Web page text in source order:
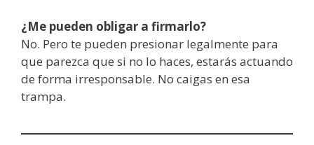
¿Me pueden obligar a firmarlo?
No. Pero te pueden presionar legalmente para
que parezca que si no lo haces, estarás actuando
de forma irresponsable. No caigas en esa
trampa.